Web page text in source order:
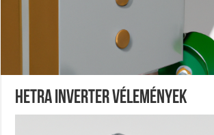
Hetra Inverter Vélemények